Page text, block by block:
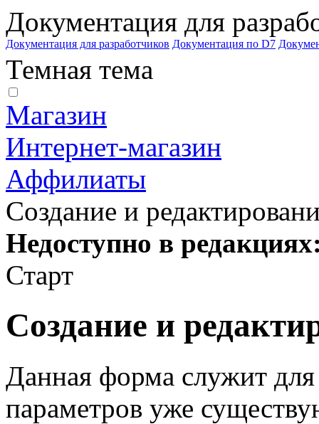
Документация для
Документация для разработчиков Документация по D7
Темная тема
Магазин
Интернет-магазин
Аффилиаты
Создание и
Недоступно в
Старт
Создание и
Данная форма служит
параметров уже